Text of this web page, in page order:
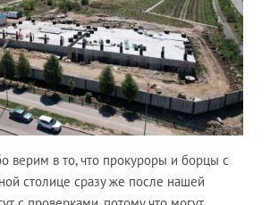
верим в то, что прокуроры и борцы с
столице сразу же после нашей